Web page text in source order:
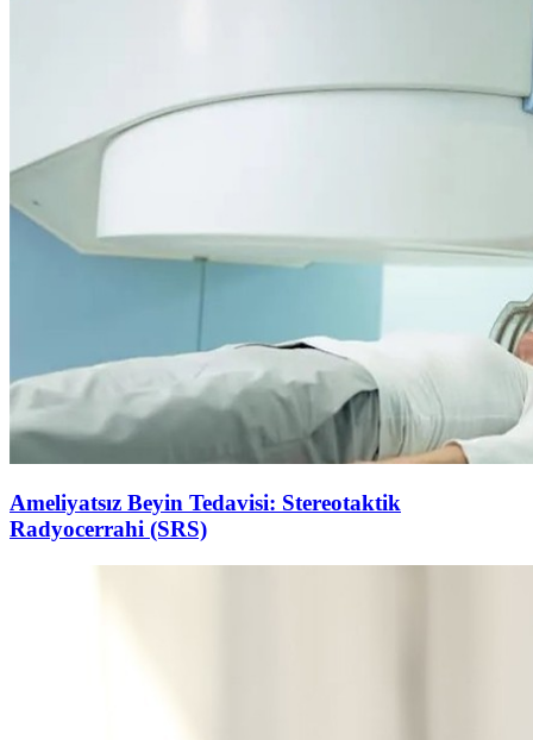
Ameliyatsız Beyin Tedavisi: Stereotaktik
Radyocerrahi (SRS)